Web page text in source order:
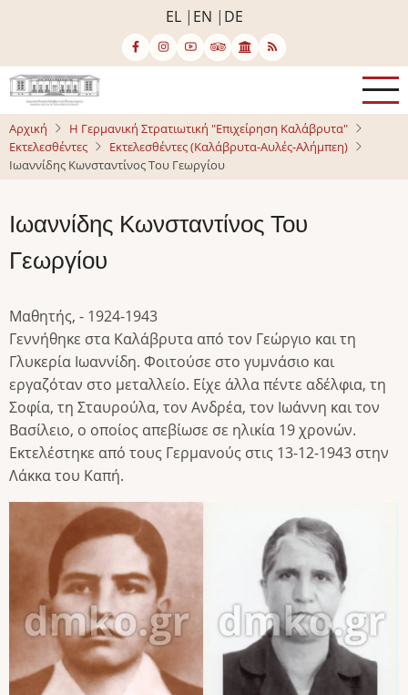
κυρίως
περιεχόμενο
EL EN DE
Αρχική
Η Γερμανική Στρατιωτική "Επιχείρηση Καλάβρυτα"
Εκτελεσθέντες
Εκτελεσθέντες (Καλάβρυτα-Αυλές-Αλήμπεη)
Ιωαννίδης Κωνσταντίνος Του Γεωργίου
Ιωαννίδης Κωνσταντίνος Του
Γεωργίου
Μαθητής, - 1924-1943
Γεννήθηκε στα Καλάβρυτα από τον Γεώργιο και τη
Γλυκερία Ιωαννίδη. Φοιτούσε στο γυμνάσιο και
εργαζόταν στο μεταλλείο. Είχε άλλα πέντε αδέλφια, τη
Σοφία, τη Σταυρούλα, τον Ανδρέα, τον Ιωάννη και τον
Βασίλειο, ο οποίος απεβίωσε σε ηλικία 19 χρονών.
Εκτελέστηκε από τους Γερμανούς στις 13-12-1943 στην
Λάκκα του Καπή.